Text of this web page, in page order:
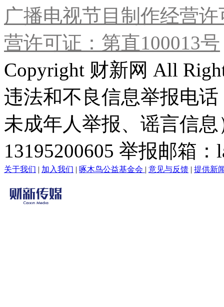
广播电视节目制作经营
营许可证：第直100013号
Copyright 财新网 All
违法和不良信息举报电
未成年人举报、谣言信
13195200605 举报邮箱
关于我们 | 加入我们 | 啄木鸟公益基金会 | 意见与反馈 | 提供新